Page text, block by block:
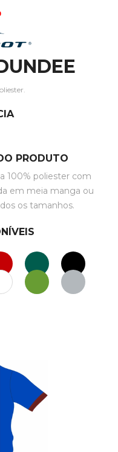
PRODUTO
100% poliester com
em meia manga ou
os tamanhos.